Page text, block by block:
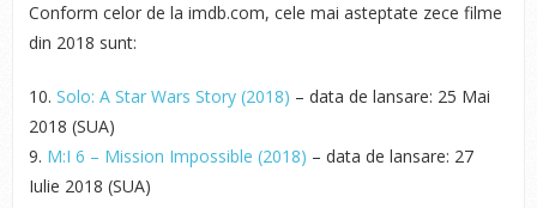
Conform celor de la imdb.com, cele mai asteptate zece filme
din 2018 sunt:
10. Solo: A Star Wars Story (2018) – data de lansare: 25 Mai
2018 (SUA)
9. M:I 6 – Mission Impossible (2018) – data de lansare: 27
Iulie 2018 (SUA)